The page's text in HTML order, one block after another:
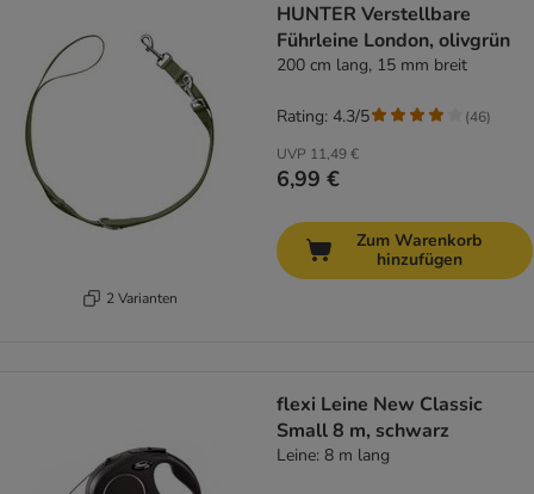
2 Varianten
HUNTER Verstellbare
Führleine London, olivgrün
200 cm lang, 15 mm breit
UVP 11,49 €
6,99 €
Rating: 4.3/5 (46)
Zum Warenkorb
hinzufügen
flexi Leine New Classic
Small 8 m, schwarz
Leine: 8 m lang